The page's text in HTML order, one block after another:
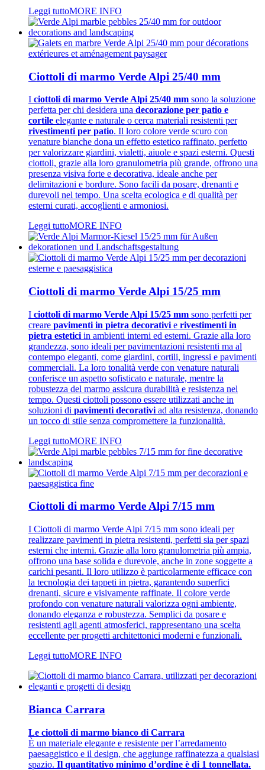
Leggi tuttoMORE INFO
Ciottoli di marmo Verde Alpi 25/40 mm
I ciottoli di marmo Verde Alpi 25/40 mm sono la soluzione
perfetta per chi desidera una decorazione per patio e
cortile elegante e naturale o cerca materiali resistenti per
rivestimenti per patio. Il loro colore verde scuro con
venature bianche dona un effetto estetico raffinato, perfetto
per valorizzare giardini, vialetti, aiuole e spazi esterni. Questi
ciottoli, grazie alla loro granulometria più grande, offrono una
presenza visiva forte e decorativa, ideale anche per
delimitazioni e bordure. Sono facili da posare, drenanti e
durevoli nel tempo. Una scelta ecologica e di qualità per
esterni curati, accoglienti e armoniosi.
Leggi tuttoMORE INFO
Ciottoli di marmo Verde Alpi 15/25 mm
I ciottoli di marmo Verde Alpi 15/25 mm sono perfetti per
creare pavimenti in pietra decorativi e rivestimenti in
pietra estetici in ambienti interni ed esterni. Grazie alla loro
grandezza, sono ideali per pavimentazioni resistenti ma al
contempo eleganti, come giardini, cortili, ingressi e pavimenti
commerciali. La loro tonalità verde con venature naturali
conferisce un aspetto sofisticato e naturale, mentre la
robustezza del marmo assicura durabilità e resistenza nel
tempo. Questi ciottoli possono essere utilizzati anche in
soluzioni di pavimenti decorativi ad alta resistenza, donando
un tocco di stile senza compromettere la funzionalità.
Leggi tuttoMORE INFO
Ciottoli di marmo Verde Alpi 7/15 mm
I Ciottoli di marmo Verde Alpi 7/15 mm sono ideali per
realizzare pavimenti in pietra resistenti, perfetti sia per spazi
esterni che interni. Grazie alla loro granulometria più ampia,
offrono una base solida e durevole, anche in zone soggette a
carichi pesanti. Il loro utilizzo è particolarmente efficace con
la tecnologia dei tappeti in pietra, garantendo superfici
drenanti, sicure e visivamente raffinate. Il colore verde
profondo con venature naturali valorizza ogni ambiente,
donando eleganza e robustezza. Semplici da posare e
resistenti agli agenti atmosferici, rappresentano una scelta
eccellente per progetti architettonici moderni e funzionali.
Leggi tuttoMORE INFO
Bianca Carrara
Le ciottoli di marmo bianco di Carrara
È un materiale elegante e resistente per l’arredamento
paesaggistico e il design, che aggiunge raffinatezza a qualsiasi
spazio. Il quantitativo minimo d’ordine è di 1 tonnellata.